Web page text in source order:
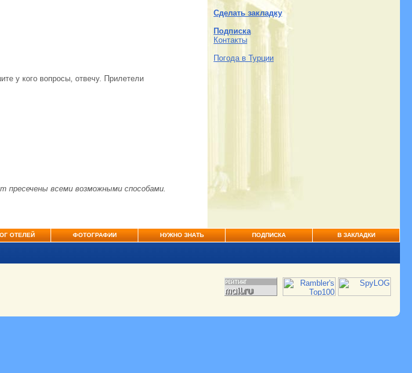
у кого вопросы, отвечу. Прилетели
всеми возможными способами.
Сделать закладку
Подписка
Контакты
Погода в Турции
ОТЕЛЕЙ ФОТОГРАФИИ НУЖНО ЗНАТЬ ПОДПИСКА В ЗАКЛАДКИ